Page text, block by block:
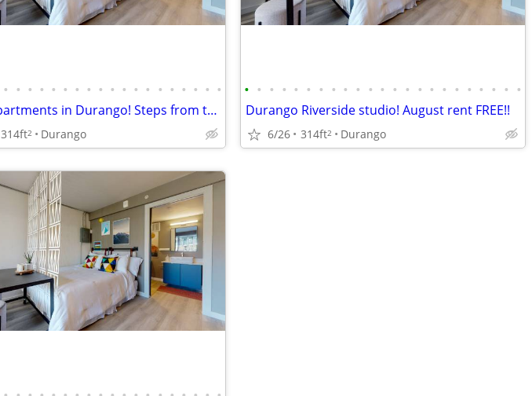
• • • • • • • • • • • • • • • • • • •
Studio Apartments in Durango! Steps from the River! Walk to Downtown!!
314ft2 Durango
• • • • • • • • • • • • • • • • • • • • • • •
Durango Riverside studio! August rent FREE!!
6/26 314ft2 Durango